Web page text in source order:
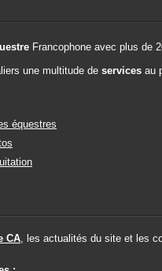
Francophone avec plus de
une multitude de services au
équestres
CA, les actualités du site et les